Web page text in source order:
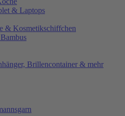
& Laptops
& Kosmetikschiffchen
Brillencontainer & mehr